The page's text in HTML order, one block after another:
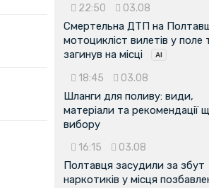
22:50 03.08
Смертельна ДТП на
мотоцикліст вилетів у поле
загинув на місці
18:45 03.08
Шланги для поливу: види,
матеріали та рекомендації
вибору
16:15 03.08
Полтавця засудили за збут
наркотиків у місця